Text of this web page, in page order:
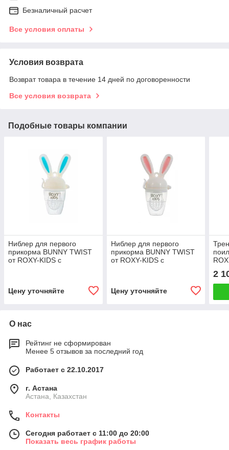
Безналичный расчет
Все условия оплаты
Условия возврата
Возврат товара в течение 14 дней по договоренности
Все условия возврата
Подобные товары компании
Ниблер для первого
прикорма BUNNY TWIST
от ROXY-KIDS с
Цену уточняйте
Ниблер для первого
прикорма BUNNY TWIST
от ROXY-KIDS с
Цену уточняйте
2
О нас
Рейтинг не сформирован
Менее 5 отзывов за последний год
Работает с 22.10.2017
г. Астана
Астана, Казахстан
Контакты
Сегодня работает с 11:00 до 20:00
Показать весь график работы